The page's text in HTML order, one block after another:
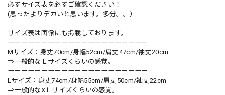
必ずサイズ表を必ずご確認ください！
(思ったよりデカいと思います。多分。。）
サイズ表は画像にも掲載しております。
ーーーーーーーーーーーーーーーーーーーーー
Mサイズ：身丈70cm/身幅52cm/肩丈47cm/袖丈20cm
⇒一般的なＬサイズくらいの感覚。
ーーーーーーーーーーーーーーーーーーーーー
Lサイズ：身丈74cm/身幅55cm/肩丈50cm/袖丈22cm
⇒一般的なXＬサイズくらいの感覚。